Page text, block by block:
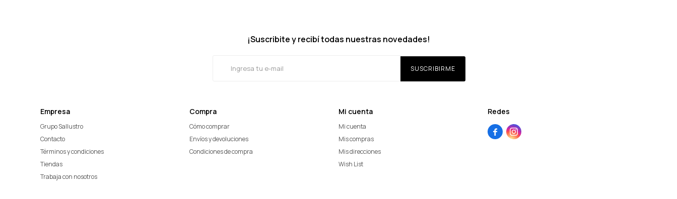
Empresa
Grupo Sallustro
Contacto
Términos y condiciones
Tiendas
Trabaja con nosotros
Compra
Cómo comprar
Envíos y devoluciones
Condiciones de compra
Mi cuenta
Mi cuenta
Mis compras
Mis direcciones
Wish List
Redes
 
¡Suscribite y recibí todas nuestras novedades!
SUSCRIBIRME